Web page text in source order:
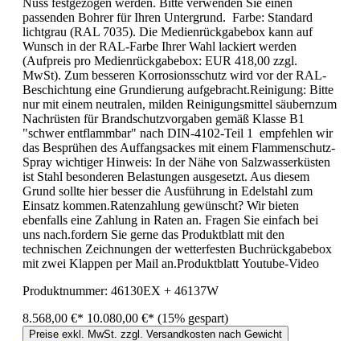
passenden Bohrer für Ihren Untergrund. Farbe: Standard
lichtgrau (RAL 7035). Die Medienrückgabebox kann auf
Wunsch in der RAL-Farbe Ihrer Wahl lackiert werden
(Aufpreis pro Medienrückgabebox: EUR 418,00 zzgl.
MwSt). Zum besseren Korrosionsschutz wird vor der RAL-
Beschichtung eine Grundierung aufgebracht.Reinigung: Bitte
nur mit einem neutralen, milden Reinigungsmittel säubernzum
Nachrüsten für Brandschutzvorgaben gemäß Klasse B1
"schwer entflammbar" nach DIN-4102-Teil 1 empfehlen wir
das Besprühen des Auffangsackes mit einem Flammenschutz-
Spray wichtiger Hinweis: In der Nähe von Salzwasserküsten
ist Stahl besonderen Belastungen ausgesetzt. Aus diesem
Grund sollte hier besser die Ausführung in Edelstahl zum
Einsatz kommen.Ratenzahlung gewünscht? Wir bieten
ebenfalls eine Zahlung in Raten an. Fragen Sie einfach bei
uns nach.fordern Sie gerne das Produktblatt mit den
technischen Zeichnungen der wetterfesten Buchrückgabebox
mit zwei Klappen per Mail an.Produktblatt Youtube-Video
Produktnummer: 46130EX + 46137W
8.568,00 €* 10.080,00 €* (15% gespart)
Preise exkl. MwSt. zzgl. Versandkosten nach Gewicht